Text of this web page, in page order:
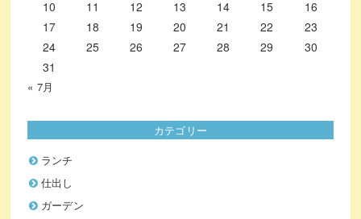
10
11 12 13 14 15
16
17
18 19 20 21 22
23
24
25 26 27 28 29
30
31
« 7月
カテゴリー
ランチ
仕出し
ガーデン